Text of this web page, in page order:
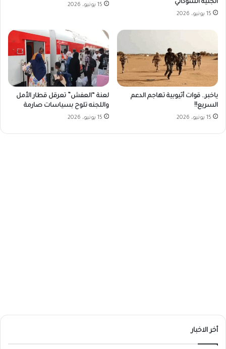
الجنيه السوداني
15 يونيو، 2026
15 يونيو، 2026
ياخبر.. قوات أثيوبية تهاجم الدعم
السريع!!
15 يونيو، 2026
لعنة “العفش” تعرقل قطار الأمل
واللجنه تلوح بسياسات صارمة
15 يونيو، 2026
أخر الاخبار